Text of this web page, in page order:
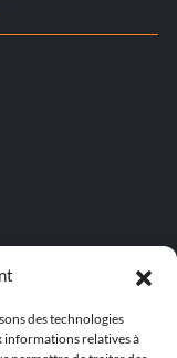
des technologies
informations relatives à